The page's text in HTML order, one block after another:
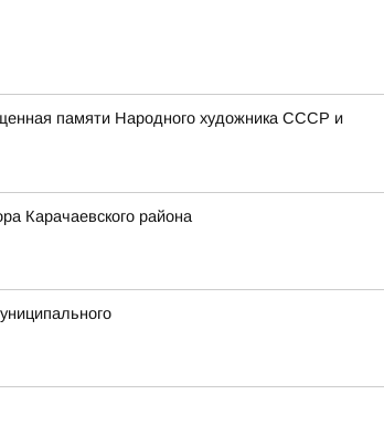
памяти Народного художника СССР и
Карачаевского района